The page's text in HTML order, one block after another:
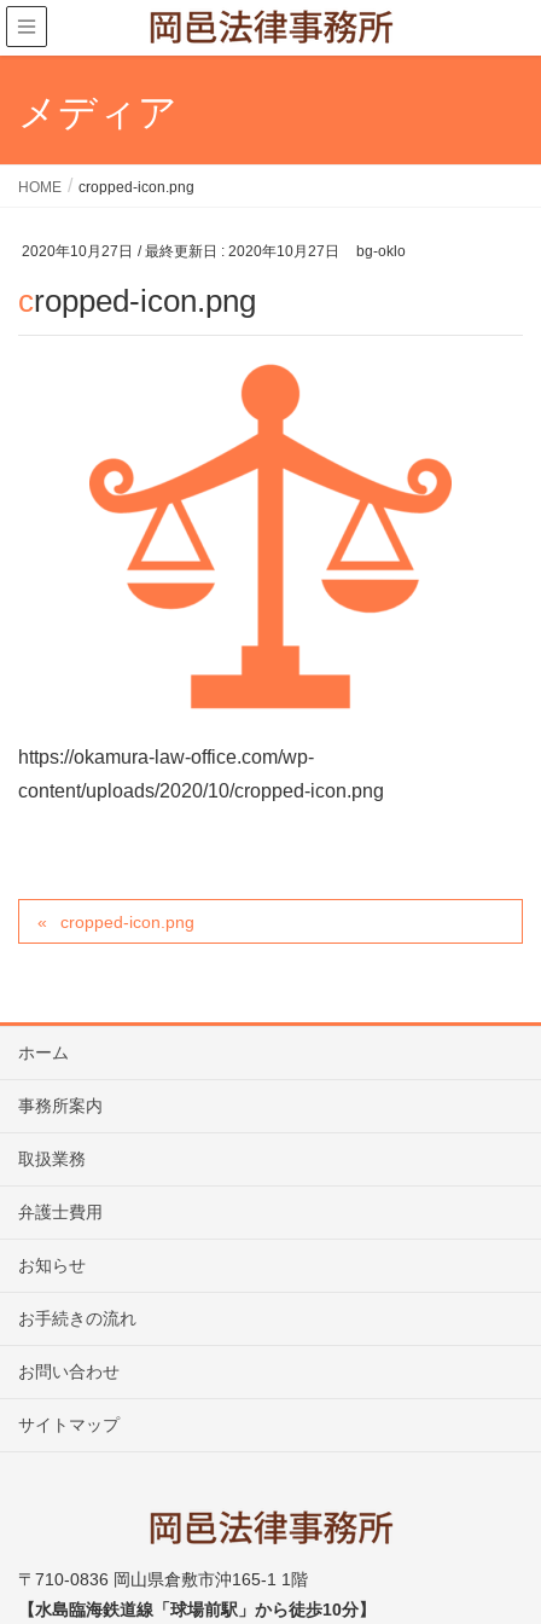
メディア
HOME cropped-icon.png
2020年10月27日 / 最終更新日 : 2020年10月27日 bg-oklo
cropped-icon.png
https://okamura-law-office.com/wp-
content/uploads/2020/10/cropped-icon.png
cropped-icon.png
ホーム
事務所案内
取扱業務
弁護士費用
お知らせ
お手続きの流れ
お問い合わせ
サイトマップ
〒710-0836 岡山県倉敷市沖165-1 1階
【水島臨海鉄道線「球場前駅」から徒歩10分】